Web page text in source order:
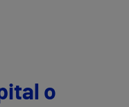
o